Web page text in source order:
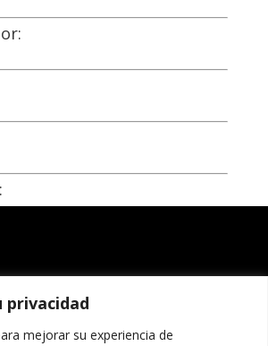
privacidad
mejorar su experiencia de